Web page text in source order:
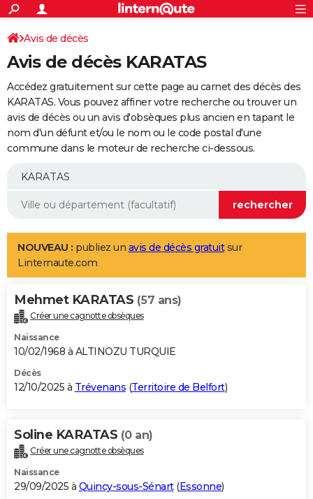
ACTUALITÉS
Politique
Société
Faits Divers
Education
Monde
Villes
+
SPORT
Coupe du monde 2026
Football
Tennis
Cyclisme
Rugby
Forum
Programme TV
TNT
Streaming
Cinéma
Sorties cinéma
Musique
+
FINANCE
Retraite
Epargne
Immobilier
Risques naturels par ville
Banque
Assurance
AUTO
Essais
Réserver un essai
Citadines
Berlines
SUV
Forum auto
+
Mobiles
Meilleur smartphone
Internet
Ordinateurs
Jeux vidéo
Guide high-tech
Aménagement intérieur
LIFESTYLE
Art de vivre
Bien-être
Loisirs
Mode
Modes de vie
Alimentation
Guide de la santé
Maladies
Médicaments
Sommeil
VOYAGE
Destinations
City break
Voyage nature
Voyage de noces
Forum
Climat
+PHOTO
GUIDES D'ACHAT
BONS PLANS
Carte de Noël
Carte Bonne année
Carte Saint-Valentin
Carte Pâques
Carte d'anniversaire
DICTIONNAIRE
Dictionnaire
Biographies
Citations
Expressions
Proverbes
PROGRAMME TV
Avis de décès
Avis de décès KARATAS
Accédez gratuitement sur cette page au carnet des décès des
KARATAS. Vous pouvez affiner votre recherche ou trouver un
avis de décès ou un avis d'obsèques plus ancien en tapant le
nom d'un défunt et/ou le nom ou le code postal d'une
commune dans le moteur de recherche ci-dessous.
NOUVEAU : publiez un avis de décès gratuitsur
Linternaute.com
Mehmet KARATAS (57 ans)
Créer une cagnotte obsèques
Naissance
10/02/1968 à ALTINOZU TURQUIE
Décès
12/10/2025 à Trévenans (Territoire de Belfort)
Soline KARATAS (0 an)
Créer une cagnotte obsèques
Naissance
29/09/2025 à Quincy-sous-Sénart(Essonne)